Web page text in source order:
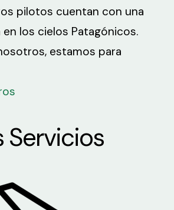
pilotos cuentan con una
los cielos Patagónicos.
estamos para
Servicios